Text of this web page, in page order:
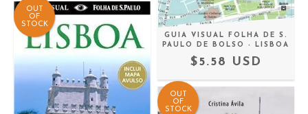
GUIA VISUAL FOLHA DE S.
PAULO DE BOLSO - LISBOA
$5.58 USD
OUT
OF
STOCK
OUT
OF
STOCK